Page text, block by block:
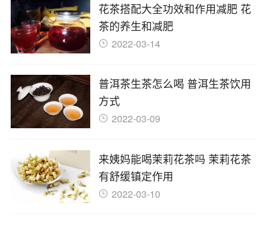
花茶搭配大全功效和作用减肥 花
茶的养生和减肥
2022-03-14
普洱茶生茶怎么喝 普洱生茶饮用
方式
2022-03-09
来姨妈能喝茉莉花茶吗 茉莉花茶
有舒缓镇定作用
2022-03-10